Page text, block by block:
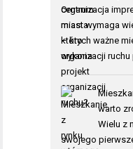
Organizacja
miast wymaga
których ważne
organizacji
warto
Wielu z
swojego